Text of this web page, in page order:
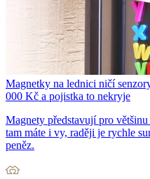
Magnetky na lednici ničí
000 Kč a pojistka to nekryje
Magnety představují pro
tam máte i vy, raději je rychle
peněz.